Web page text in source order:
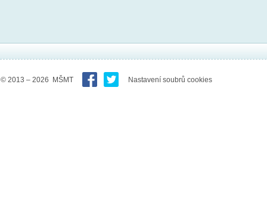
© 2013 – 2026 MŠMT Nastavení soubrů cookies